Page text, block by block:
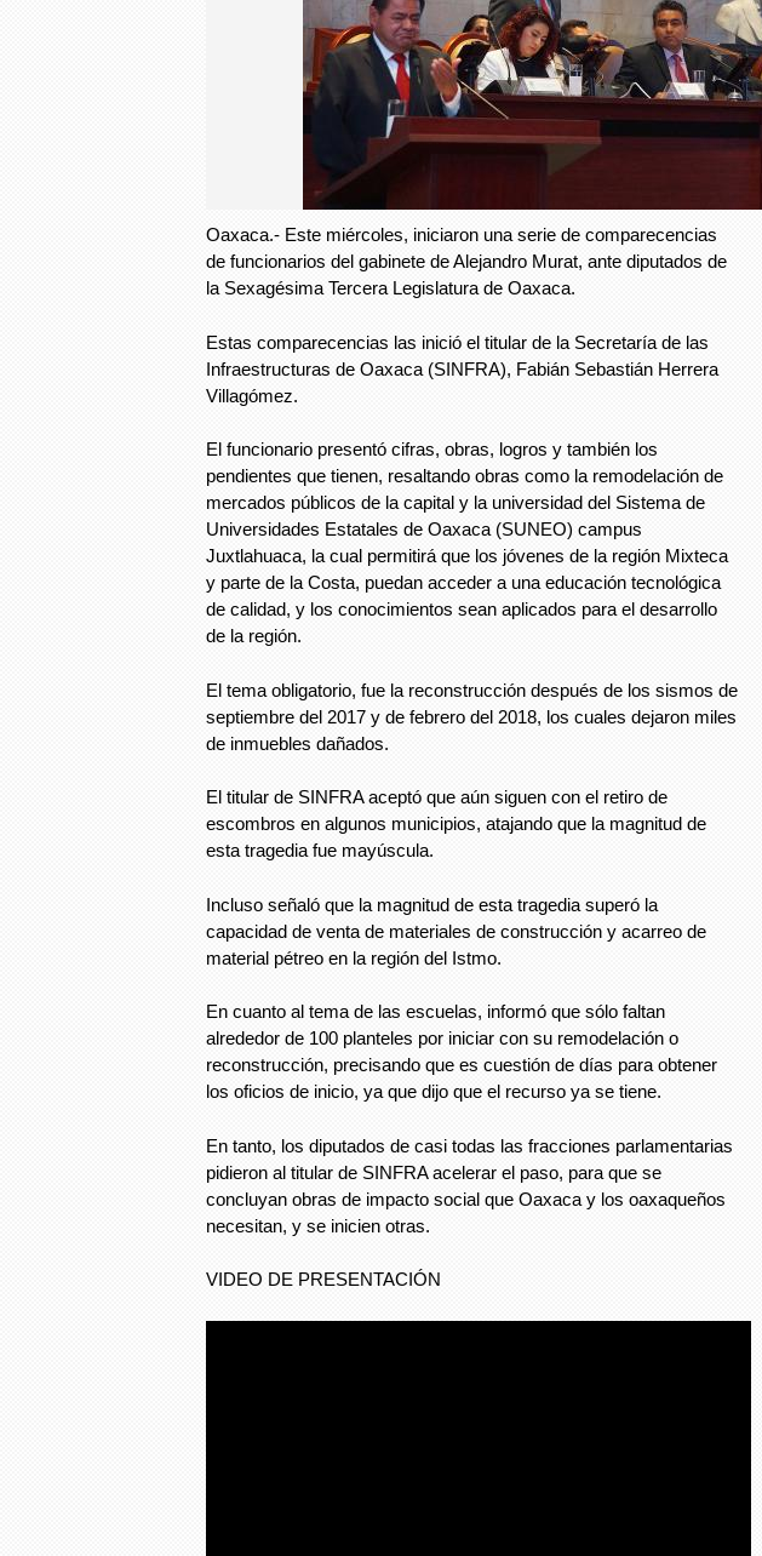
Oaxaca.- Este miércoles, iniciaron una serie de comparecencias
de funcionarios del gabinete de Alejandro Murat, ante diputados de
la Sexagésima Tercera Legislatura de Oaxaca.
Estas comparecencias las inició el titular de la Secretaría de las
Infraestructuras de Oaxaca (SINFRA), Fabián Sebastián Herrera
Villagómez.
El funcionario presentó cifras, obras, logros y también los
pendientes que tienen, resaltando obras como la remodelación de
mercados públicos de la capital y la universidad del Sistema de
Universidades Estatales de Oaxaca (SUNEO) campus
Juxtlahuaca, la cual permitirá que los jóvenes de la región Mixteca
y parte de la Costa, puedan acceder a una educación tecnológica
de calidad, y los conocimientos sean aplicados para el desarrollo
de la región.
El tema obligatorio, fue la reconstrucción después de los sismos de
septiembre del 2017 y de febrero del 2018, los cuales dejaron miles
de inmuebles dañados.
El titular de SINFRA aceptó que aún siguen con el retiro de
escombros en algunos municipios, atajando que la magnitud de
esta tragedia fue mayúscula.
Incluso señaló que la magnitud de esta tragedia superó la
capacidad de venta de materiales de construcción y acarreo de
material pétreo en la región del Istmo.
En cuanto al tema de las escuelas, informó que sólo faltan
alrededor de 100 planteles por iniciar con su remodelación o
reconstrucción, precisando que es cuestión de días para obtener
los oficios de inicio, ya que dijo que el recurso ya se tiene.
En tanto, los diputados de casi todas las fracciones parlamentarias
pidieron al titular de SINFRA acelerar el paso, para que se
concluyan obras de impacto social que Oaxaca y los oaxaqueños
necesitan, y se inicien otras.
VIDEO DE PRESENTACIÓN